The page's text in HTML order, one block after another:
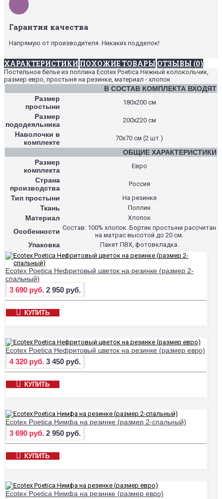
Гарантия качества
Напрямую от производителя. Никаких подделок!
ХАРАКТЕРИСТИКИ ПОХОЖИЕ ТОВАРЫ ОТЗЫВЫ (0)
Постельное белье из поплина Ecotex Poetica Нежный колокольчик,
размер евро, простыня на резинке, материал - хлопок
В СОСТАВ КОМПЛЕКТА ВХОДЯТ
Размер
простыни
180х200 см
Размер
пододеяльника
200х220 см
Наволочки в
комплекте
70х70 см (2 шт.)
ОБЩИЕ ХАРАКТЕРИСТИКИ
Размер
комплекта
Евро
Страна
производства
Россия
Тип простыни На резинке
Ткань Поплин
Материал Хлопок
Особенности Состав: 100% хлопок. Бортик простыни рассчитан
на матрас высотой до 20 см.
Упаковка Пакет ПВХ, фотовкладка.
Ecotex Poetica Нефритовый цветок на резинке (размер 2-
спальный)
3 690 руб. 2 950 руб.
КУПИТЬ
Ecotex Poetica Нефритовый цветок на резинке (размер евро)
4 320 руб. 3 450 руб.
КУПИТЬ
Ecotex Poetica Нимфа на резинке (размер 2-спальный)
3 690 руб. 2 950 руб.
КУПИТЬ
Ecotex Poetica Нимфа на резинке (размер евро)